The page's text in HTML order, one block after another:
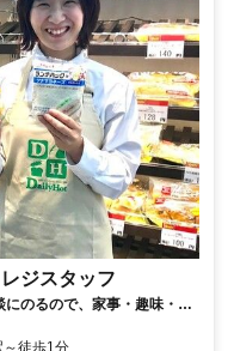
ジスタッフ
のるので、家事・趣味・学
孫子 我孫子駅～徒歩1分